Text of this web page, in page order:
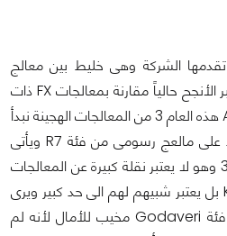
تقدمها الشركة وهى خليط بين معالج
حسابى وأخر رسومى وهى تعتبر الأنجح حالياً مقارنة بمعالجات FX ذات
المعمارية القديمة وتقدم AMD هذه العام 3 من المعالجات الهجينة نبدأ
بالمعالج A10-7860k ويعتمد على مالعج رسومى من فئة R7 ويأتى
المعالج الحسابى بقوة 3.6GHz وهو لا يعتبر نقلة كبيرة عن المعالجات
بل يعتبر شبيهم لهم الى حد كبير ويرى
Godaveriمخيب للأمال لأنه لم